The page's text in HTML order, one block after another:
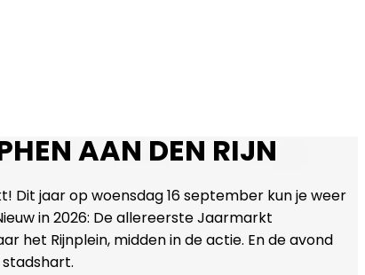
AAN DEN RIJN
Dit jaar op woensdag 16 september kun je weer
in 2026: De allereerste Jaarmarkt
het Rijnplein, midden in de actie. En de avond